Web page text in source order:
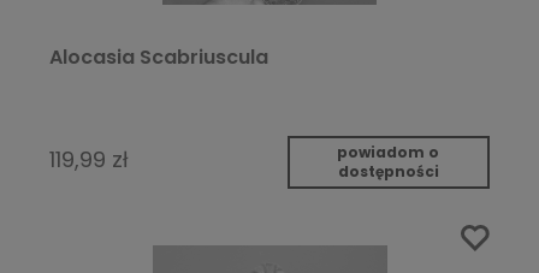
Alocasia Scabriuscula
119,99 zł
powiadom o
dostępności